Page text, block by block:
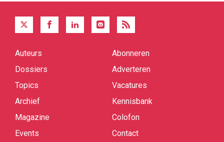
Quick
Auteurs
Dossiers
Topics
Archief
Magazine
Events
Abonneren
Adverteren
Vacatures
Kennisbank
Colofon
Contact